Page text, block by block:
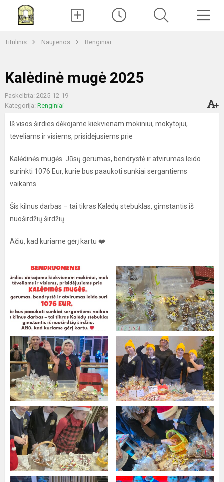
Titulinis Naujienos Renginiai
Kalėdinė mugė 2025
Paskelbta: 2025-12-19
Kategorija: Renginiai
Iš visos širdies dėkojame kiekvienam mokiniui, mokytojui,
tėveliams ir visiems, prisidėjusiems prie
Kalėdinės mugės. Jūsų gerumas, bendrystė ir atvirumas leido
surinkti 1076 Eur, kurie bus paaukoti sunkiai sergantiems
vaikams.
Šis kilnus darbas – tai tikras Kalėdų stebuklas, gimstantis iš
nuoširdžių širdžių.
Ačiū, kad kuriame gėrį kartu ❤️